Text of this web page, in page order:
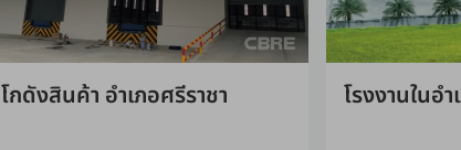
โกดังสินค้า อำเภอศรีราชา โรงงานในอ